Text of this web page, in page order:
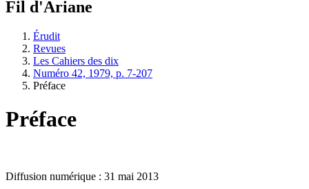
Fil d'Ariane
Érudit
Revues
Les Cahiers des dix
Numéro 42, 1979, p. 7-207
Préface
Préface
Diffusion numérique : 31 mai 2013